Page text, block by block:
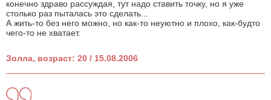
конечно здраво рассуждая, тут надо ставить точку, но я уже
столько раз пыталась это сделать...
А жить-то без него можно, но как-то неуютно и плохо, как-будто
чего-то не хватает.
Золла, возраст: 20 / 15.08.2006